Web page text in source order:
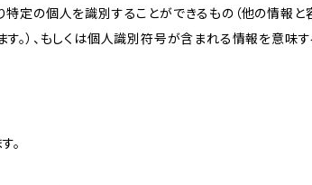
定の個人を識別することができるもの（他の情報と
）、もしくは個人識別符号が含まれる情報を意味す
。